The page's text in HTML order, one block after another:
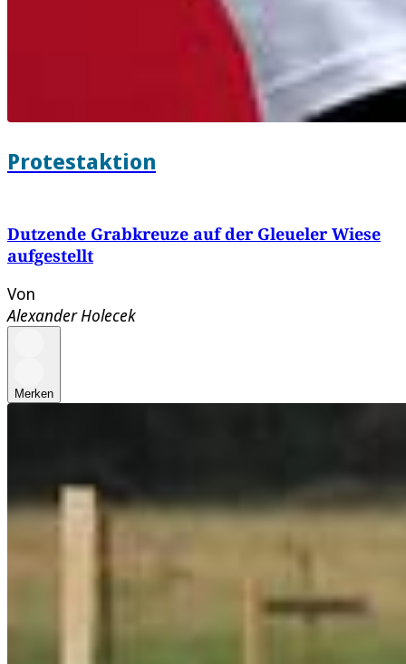
Protestaktion
Dutzende Grabkreuze auf der Gleueler Wiese
aufgestellt
Von
Alexander Holecek
Merken